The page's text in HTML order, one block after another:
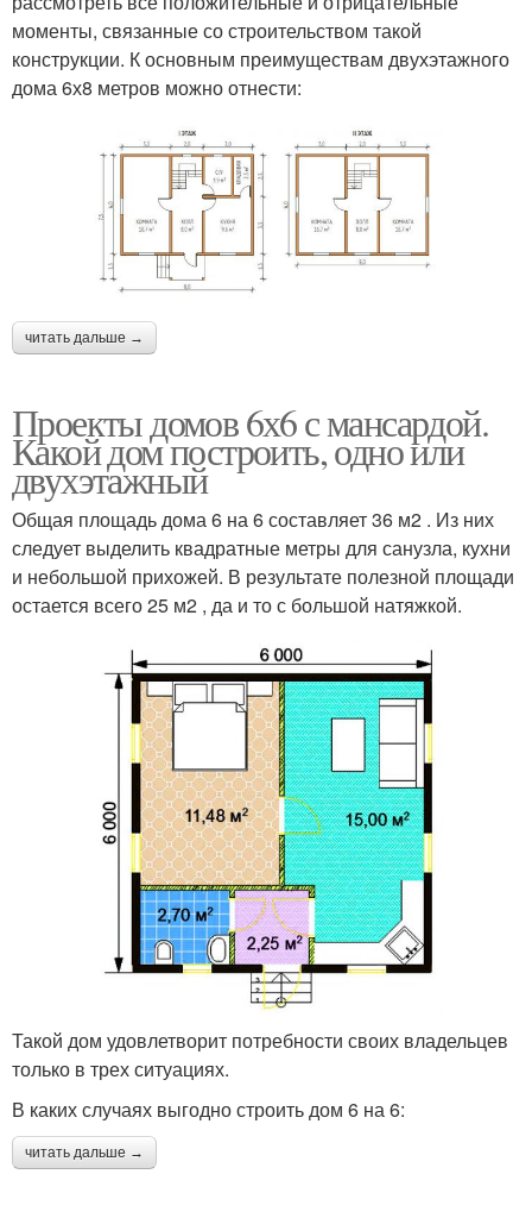
моменты, связанные со строительством такой
конструкции. К основным преимуществам двухэтажного
дома 6х8 метров можно отнести:
читать дальше →
Проекты домов 6х6 с мансардой.
Какой дом построить, одно или
двухэтажный
Общая площадь дома 6 на 6 составляет 36 м2 . Из них
следует выделить квадратные метры для санузла, кухни
и небольшой прихожей. В результате полезной площади
остается всего 25 м2 , да и то с большой натяжкой.
Такой дом удовлетворит потребности своих владельцев
только в трех ситуациях.
В каких случаях выгодно строить дом 6 на 6:
читать дальше →